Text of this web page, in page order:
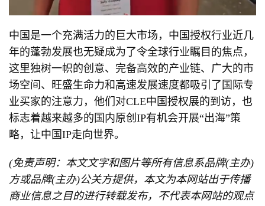
中国是一个充满活力的巨大市场，中国授权行业近几
年的蓬勃发展也无疑成为了令全球行业瞩目的焦点，
这里独树一帜的创意、完备高效的产业链、广大的市
场空间、旺盛生命力和高速发展速度都吸引了国际专
业买家的注意力，他们对CLE中国授权展的到访，也
标志着越来越多的国内原创IP有机会开展“出海”策
略，让中国IP走向世界。
(免责声明：本文文字和图片等所有信息系品牌(主办)
方或品牌(主办)公关方提供，本文为本网站出于传播
商业信息之目的进行转载发布，不代表本网站的观点